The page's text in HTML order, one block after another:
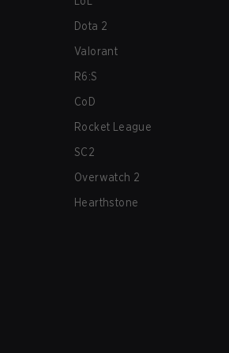
Dota 2
Valorant
R6:S
CoD
Rocket League
SC2
Overwatch 2
Hearthstone